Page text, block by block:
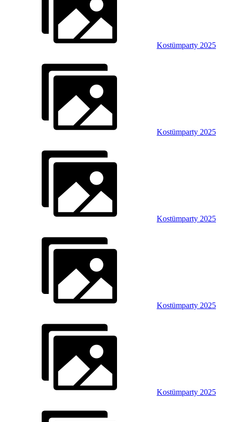
Kostümparty 2025
Kostümparty 2025
Kostümparty 2025
Kostümparty 2025
Kostümparty 2025